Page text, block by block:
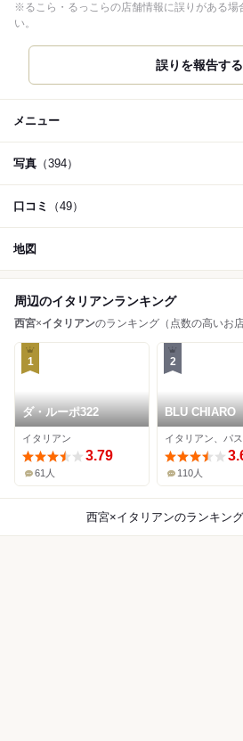
※るこら・るっこらの店舗情報に誤りがある場
い。
誤りを報告する
メニュー
写真 （394）
口コミ （49）
地図
周辺のイタリアンランキング
西宮×イタリアンのランキング（点数の高いお店
1
ダ・ルーポ322
イタリアン
3.79
61人
2
BLU CHIARO
110人
西宮×イタリアンのランキン